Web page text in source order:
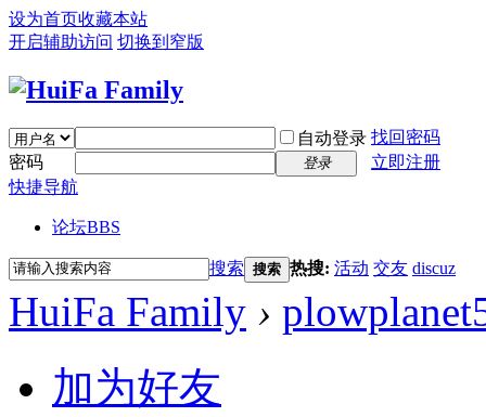
设为首页收藏本站
开启辅助访问 切换到窄版
自动登录 找回密码
密码
登录
立即注册
快捷导航
论坛BBS
搜索 搜索 热搜: 活动 交友 discuz
HuiFa Family ›
加为好友